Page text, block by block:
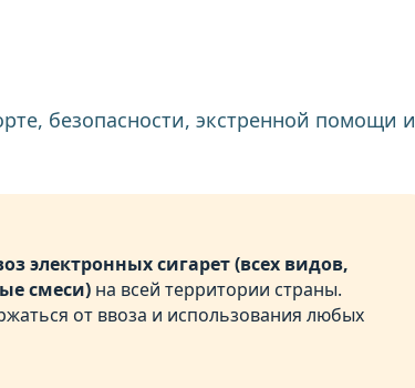
безопасности, экстренной помощи и
электронных сигарет (всех видов,
смеси) на всей территории страны.
от ввоза и использования любых